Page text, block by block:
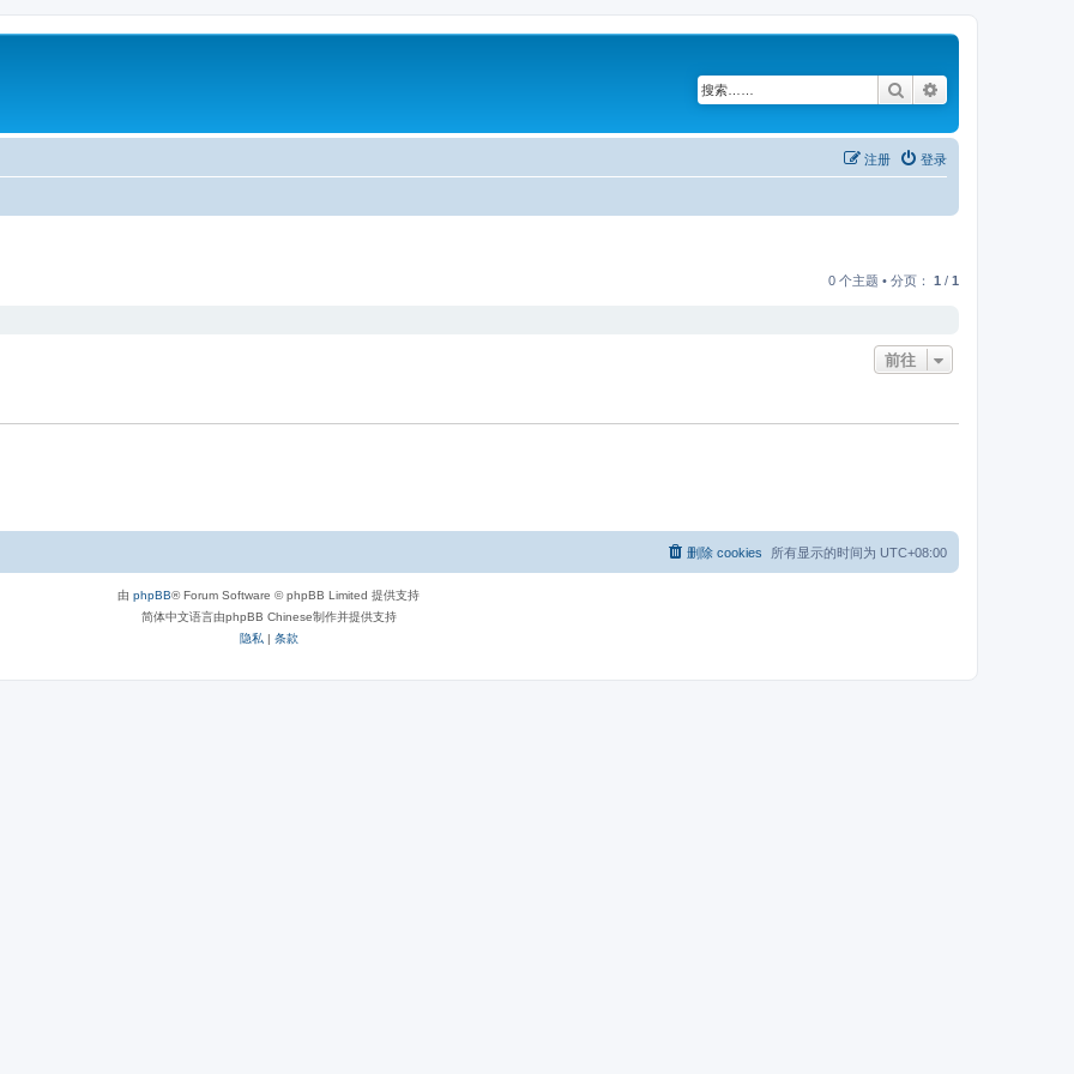
搜索
登录
注册
0 个主题 • 分页： 1 / 1
前往
所有显示的时间为 UTC+08:00
删除 cookies
由 phpBB® Forum Software © phpBB Limited 提供支持
简体中文语言由phpBB Chinese制作并提供支持
隐私 | 条款